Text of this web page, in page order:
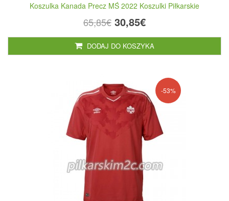
Koszulka Kanada Precz MŚ 2022 Koszulki Piłkarskie
65,85€ 30,85€
DODAJ DO KOSZYKA
-53%